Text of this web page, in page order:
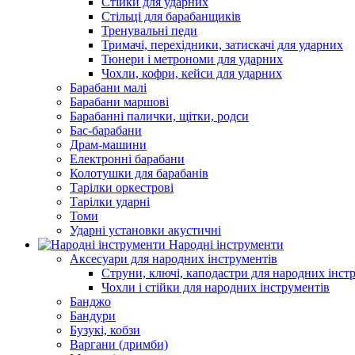
Стільці для барабанщиків
Тренувальні педи
Тримачі, перехідники, затискачі для ударних
Тюнери і метрономи для ударних
Чохли, кофри, кейси для ударних
Барабани малі
Барабани маршові
Барабанні палички, щітки, родси
Бас-барабани
Драм-машини
Електронні барабани
Колотушки для барабанів
Тарілки оркестрові
Тарілки ударні
Томи
Ударні установки акустичні
Народні інструменти
Аксесуари для народних інструментів
Струни, ключі, каподастри для народних
Чохли і стійки для народних інструментів
Банджо
Бандури
Бузукі, кобзи
Варгани (дримби)